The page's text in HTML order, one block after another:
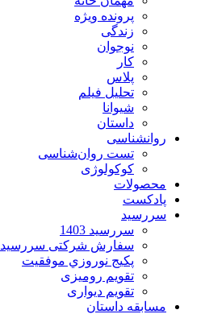
پرونده ویژه
زندگی
نوجوان
کار
پلاس
تحلیل فیلم
شیوانا
داستان
روانشناسی
تست روان‌شناسی
کوکولوژی
محصولات
پادکست
سررسید
سررسید 1403
سفارش شرکتی سررسید 1403
پکيج نوروزي موفقيت
تقویم رومیزی
تقویم دیواری
مسابقه داستان